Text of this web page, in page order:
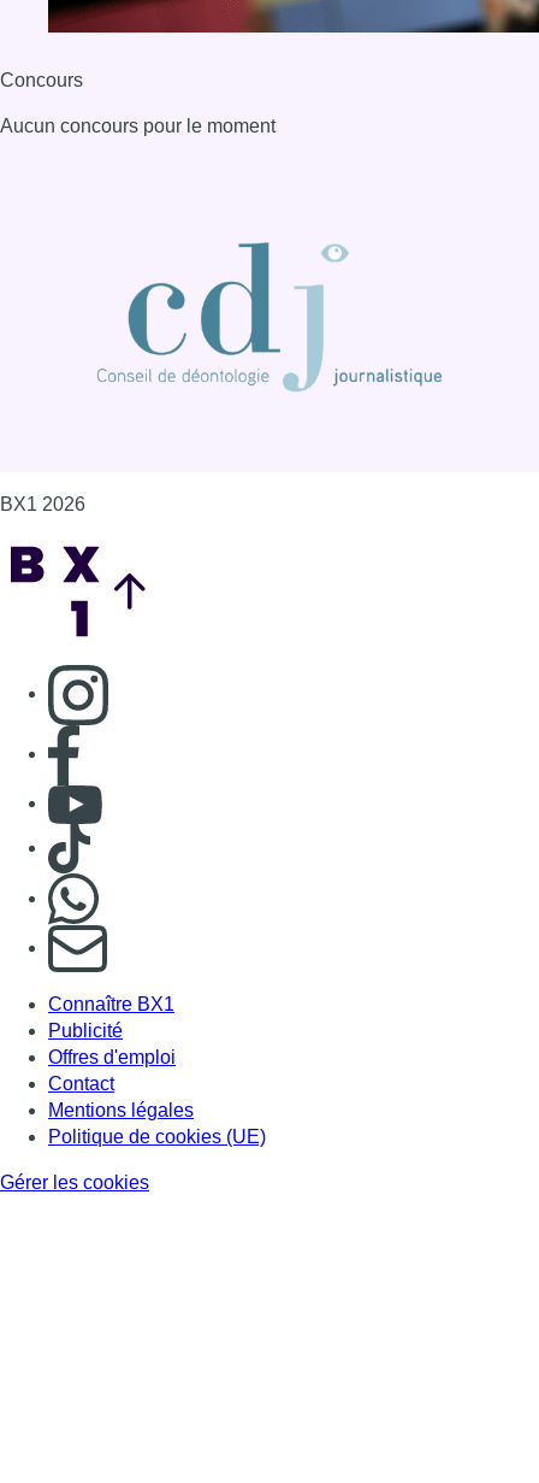
Concours
Aucun concours pour le moment
BX1 2026
Consulter page Instagram
Consulter page Facebook
Consulter Youtube
Consulter TikTok
S'abonner à notre newsletter
Connaître BX1
Publicité
Offres d'emploi
Contact
Mentions légales
Politique de cookies (UE)
Gérer les cookies